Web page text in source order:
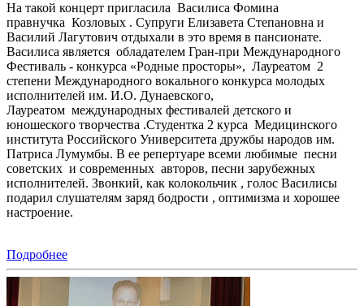
На такой концерт пригласила Василиса Фомина
правнучка Козловых . Супруги Елизавета Степановна и
Василий Лагутович отдыхали в это время в пансионате.
Василиса является обладателем Гран-при Международного
Фестиваль - конкурса «Родные просторы», Лауреатом 2
степени Международного вокального конкурса молодых
исполнителей им. И.О. Дунаевского,
Лауреатом международных фестивалей детского и
юношеского творчества .Студентка 2 курса Медицинского
института Российского Университета дружбы народов им.
Патриса Лумумбы. В ее репертуаре всеми любимые песни
советских и современных авторов, песни зарубежных
исполнителей. Звонкий, как колокольчик , голос Василисы
подарил слушателям заряд бодрости , оптимизма и хорошее
настроение.
Подробнее